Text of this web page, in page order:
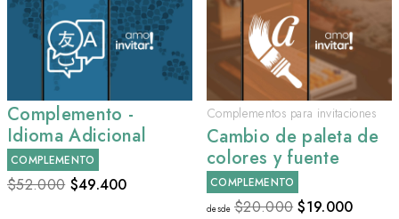
Complemento -
Idioma Adicional
COMPLEMENTO
$52.000$49.400
Complementos para invitaciones
Cambio de paleta de
colores y fuente
COMPLEMENTO
desde $20.000$19.000